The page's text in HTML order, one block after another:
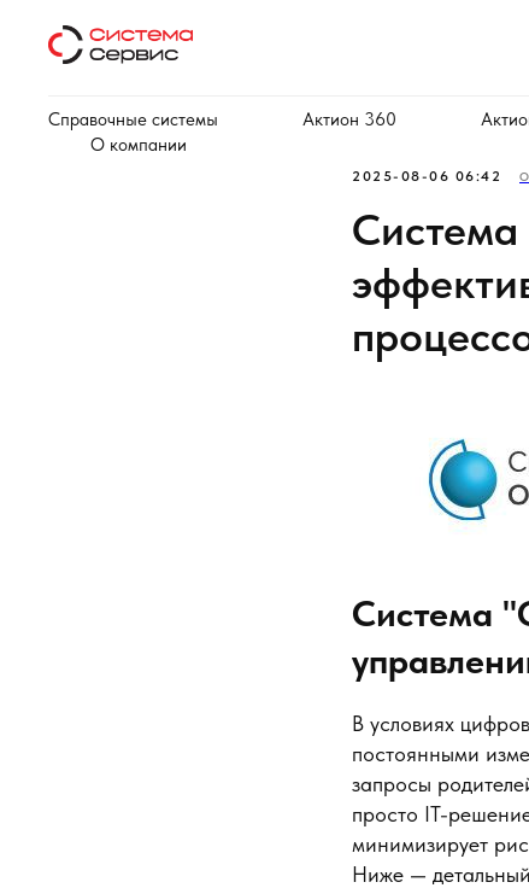
Справочные системы Актион 360
О компании
2025-08-06 06:42
Система
В условиях
постоянными
запросы
просто IT-
минимизирует
Ниже —